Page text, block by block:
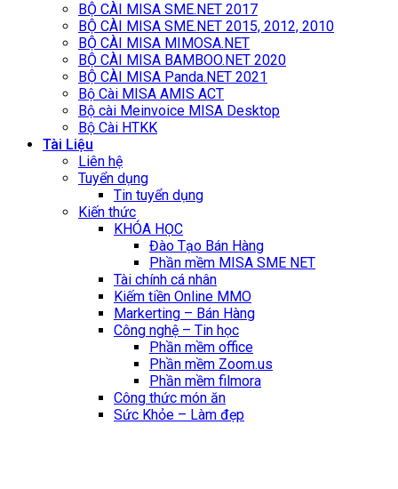
BỘ CÀI MISA SME.NET 2017
BỘ CÀI MISA SME.NET 2015, 2012, 2010
BỘ CÀI MISA MIMOSA.NET
BỘ CÀI MISA BAMBOO.NET 2020
BỘ CÀI MISA Panda.NET 2021
Bộ Cài MISA AMIS ACT
Bộ cài Meinvoice MISA Desktop
Bộ Cài HTKK
Tài Liệu
Liên hệ
Tuyển dụng
Tin tuyển dụng
Kiến thức
KHÓA HỌC
Đào Tạo Bán Hàng
Phần mềm MISA SME NET
Tài chính cá nhân
Kiếm tiền Online MMO
Markerting – Bán Hàng
Công nghệ – Tin học
Phần mềm office
Phần mềm Zoom.us
Phần mềm filmora
Công thức món ăn
Sức Khỏe – Làm đẹp